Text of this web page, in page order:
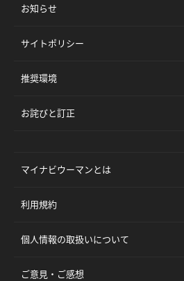
お知らせ
サイトポリシー
推奨環境
お詫びと訂正
マイナビウーマンとは
利用規約
個人情報の取扱いについて
ご意見・ご感想